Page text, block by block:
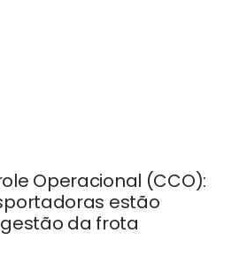
Operacional (CCO):
estão
da frota